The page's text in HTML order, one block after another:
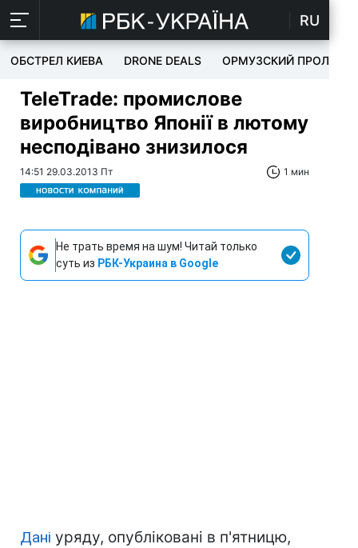
RU
ОБСТРЕЛ КИЕВА DRONE DEALS ОРМУЗСКИЙ ПРОЛИВ
TeleTrade: промислове
виробництво Японії в лютому
несподівано знизилося
14:51 29.03.2013 Пт 1 мин
Не трать время на шум! Читай только
суть из РБК-Украина в Google
Дані уряду, опубліковані в п'ятницю,